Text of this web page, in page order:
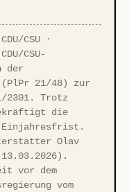
CSU ·
CSU-
der
(PlPr 21/48) zur
2301. Trotz
die
Einjahresfrist.
Olav
vor dem
vom